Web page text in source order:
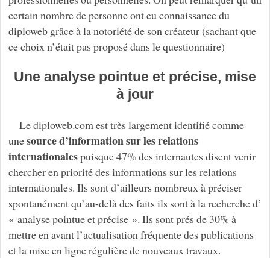
certain nombre de personne ont eu connaissance du
diploweb grâce à la notoriété de son créateur (sachant que
ce choix n’était pas proposé dans le questionnaire)
Une analyse pointue et précise, mise
à jour
Le diploweb.com est très largement identifié comme
unesource d’information sur les relations
internationalespuisque 47% des internautes disent venir
chercher en priorité des informations sur les relations
internationales. Ils sont d’ailleurs nombreux à préciser
spontanément qu’au-delà des faits ils sont à la recherche d’
« analyse pointue et précise ». Ils sont prés de 30% à
mettre en avant l’actualisation fréquente des publications
et la mise en ligne régulière de nouveaux travaux.